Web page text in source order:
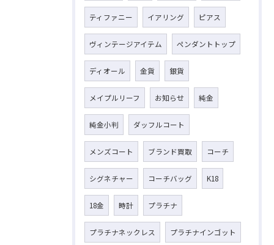
ティファニー イアリング ピアス
ヴィンテージアイテム ペンダントトップ
ディオール 金貨 銀貨
メイプルリーフ お知らせ 純金
純金小判 ダッフルコート
メンズコート ブランド買取 コーチ
シグネチャー コーチバッグ K18
18金 時計 プラチナ
プラチナネックレス プラチナインゴット